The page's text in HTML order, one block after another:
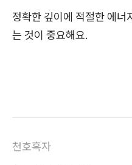
정확한 깊이에 적절한 에너
는 것이 중요해요.
천호흑자